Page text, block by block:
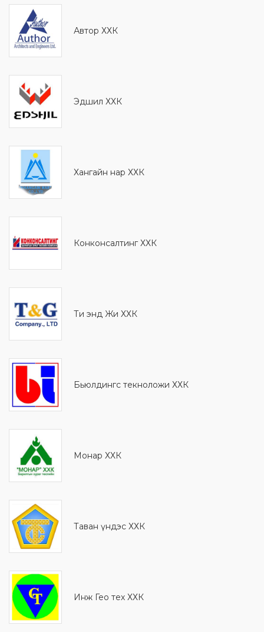
Автор ХХК
Эдшил ХХК
Хангайн нар ХХК
Конконсалтинг ХХК
Ти энд Жи ХХК
Бьюлдингс текноложи ХХК
Монaр ХХК
Таван үндэс ХХК
Инж Гео тех ХХК